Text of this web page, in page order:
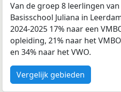
Van de groep 8 leerlingen
Basisschool Juliana in
2024-2025 17% naar een
opleiding, 21% naar het
en 34% naar het VWO.
Vergelijk gebieden